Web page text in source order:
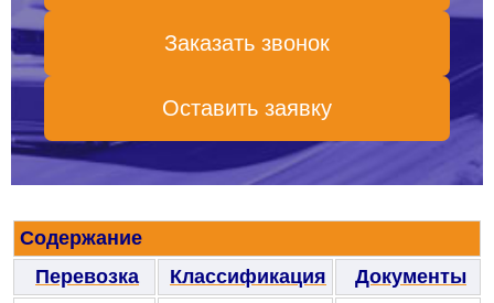
Заказать звонок
Оставить заявку
Содержание
Перевозка
Классификация
Документы